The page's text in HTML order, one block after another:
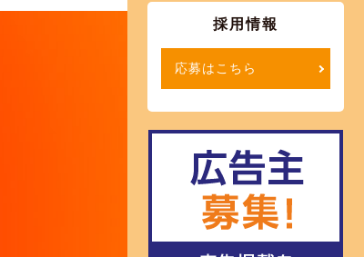
採用情報
応募はこちら